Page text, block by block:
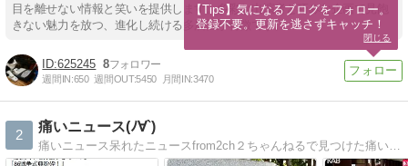
目を離せない情報と笑いを提供します。多彩な出演者と巧みな企画で見飽
きない魅力を放つ、進化し続ける多層性が特徴です。
625245 8
週間IN:650 週間OUT:5450 月間IN:3470
2
痛いニュース(ﾉ∀`)
痛いニュース呆れたニュースfrom2ch２ちゃんねるで見つけた痛いニュース、呆れたニュースなどをピックアップ
【Tips】気になるブログをフォロー。
登録不要。更新を逃さずキャッチ！
閉じる